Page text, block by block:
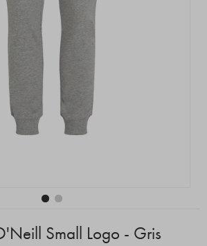
Small Logo - Gris